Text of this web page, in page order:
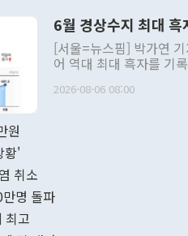
주의적 희망에 근거한
관의 대북 정책 관련 발
관 부처 장관이 공개적
관의 무리한 대북 접근
다. [정동영 통일부 장관이 지난달 23일 오후 서울 종로구 정부서울청사에
무너졌다고도 했다. 또 "
6월 경상수지 최대 흑
[서울=뉴스핌] 박가연
어 역대 최대 흑자를 기
료=한국은행] 한국은행이 6일 발표한 '2026년 6월 국제수지(잠정)'에 따르
며 월간 기준 처음으로
2026-08-06 08:00
원
황'
취소
명 돌파
최고